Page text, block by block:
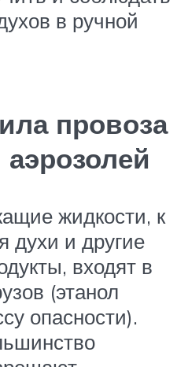
в ручной
провоза
жидкости, к
духи и другие
входят в
(этанол
опасности).